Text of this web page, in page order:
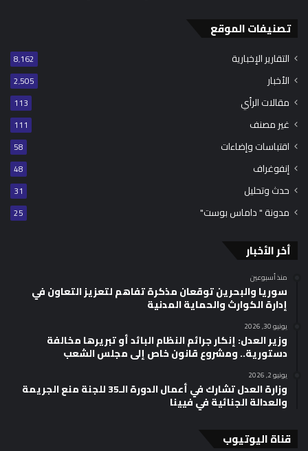
تصنيفات الموقع
التقارير الإخبارية 8٬162
الأخبار 2٬505
مقالات الرأي 113
غير مصنف 111
اقتباسات وإضاءات 58
إنفوغراف 48
حدث وتحليل 31
مدونة " داماس بوست" 25
أخر الأخبار
منذ أسبوعين
سوريا والبحرين توقعان مذكرة تفاهم لتعزيز التعاون في
إدارة الكوارث والحماية المدنية
يونيو 30, 2026
وزير العدل: إنكار جرائم النظام البائد أو تبريرها مخالفة
دستورية.. ومشروع قانون خاص إلى مجلس الشعب
يونيو 2, 2026
وزارة العدل تشارك في أعمال الدورة الـ35 للجنة منع الجريمة
والعدالة الجنائية في فيينا
قناة اليوتيوب